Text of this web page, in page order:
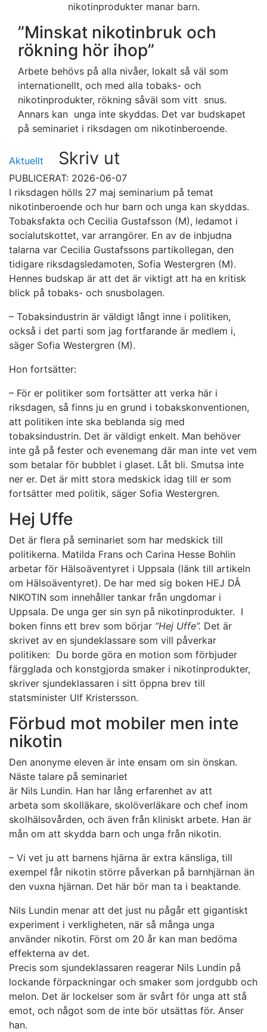
nikotinprodukter manar barn.
”Minskat nikotinbruk och
rökning hör ihop”
Arbete behövs på alla nivåer, lokalt så väl som
internationellt, och med alla tobaks- och
nikotinprodukter, rökning såväl som vitt snus.
Annars kan unga inte skyddas. Det var budskapet
på seminariet i riksdagen om nikotinberoende.
Aktuellt Skriv ut
PUBLICERAT: 2026-06-07
I riksdagen hölls 27 maj seminarium på temat
nikotinberoende och hur barn och unga kan skyddas.
Tobaksfakta och Cecilia Gustafsson (M), ledamot i
socialutskottet, var arrangörer. En av de inbjudna
talarna var Cecilia Gustafssons partikollegan, den
tidigare riksdagsledamoten, Sofia Westergren (M).
Hennes budskap är att det är viktigt att ha en kritisk
blick på tobaks- och snusbolagen.
– Tobaksindustrin är väldigt långt inne i politiken,
också i det parti som jag fortfarande är medlem i,
säger Sofia Westergren (M).
Hon fortsätter:
– För er politiker som fortsätter att verka här i
riksdagen, så finns ju en grund i tobakskonventionen,
att politiken inte ska beblanda sig med
tobaksindustrin. Det är väldigt enkelt. Man behöver
inte gå på fester och evenemang där man inte vet vem
som betalar för bubblet i glaset. Låt bli. Smutsa inte
ner er. Det är mitt stora medskick idag till er som
fortsätter med politik, säger Sofia Westergren.
Hej Uffe
Det är flera på seminariet som har medskick till
politikerna. Matilda Frans och Carina Hesse Bohlin
arbetar för Hälsoäventyret i Uppsala (länk till artikeln
om Hälsoäventyret). De har med sig boken HEJ DÅ
NIKOTIN som innehåller tankar från ungdomar i
Uppsala. De unga ger sin syn på nikotinprodukter. I
boken finns ett brev som börjar ”Hej Uffe”. Det är
skrivet av en sjundeklassare som vill påverkar
politiken: Du borde göra en motion som förbjuder
färgglada och konstgjorda smaker i nikotinprodukter,
skriver sjundeklassaren i sitt öppna brev till
statsminister Ulf Kristersson.
Förbud mot mobiler men inte
nikotin
Den anonyme eleven är inte ensam om sin önskan.
Näste talare på seminariet
är Nils Lundin. Han har lång erfarenhet av att
arbeta som skolläkare, skolöverläkare och chef inom
skolhälsovården, och även från kliniskt arbete. Han är
mån om att skydda barn och unga från nikotin.
– Vi vet ju att barnens hjärna är extra känsliga, till
exempel får nikotin större påverkan på barnhjärnan än
den vuxna hjärnan. Det här bör man ta i beaktande.
Nils Lundin menar att det just nu pågår ett gigantiskt
experiment i verkligheten, när så många unga
använder nikotin. Först om 20 år kan man bedöma
effekterna av det.
Precis som sjundeklassaren reagerar Nils Lundin på
lockande förpackningar och smaker som jordgubb och
melon. Det är lockelser som är svårt för unga att stå
emot, och något som de inte bör utsättas för. Anser
han.